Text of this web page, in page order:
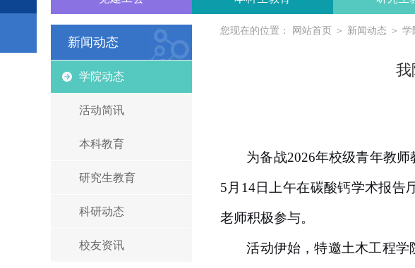
新闻动态
学院动态
活动简讯
本科教育
研究生教育
科研动态
校友资讯
您现在的位置： 网站首页 ＞ 新闻动态 ＞ 学
我
为备战2026年校级青年教
5月14日上午在碳酸钙学术报告
老师积极参与。
活动伊始，特邀土木工程